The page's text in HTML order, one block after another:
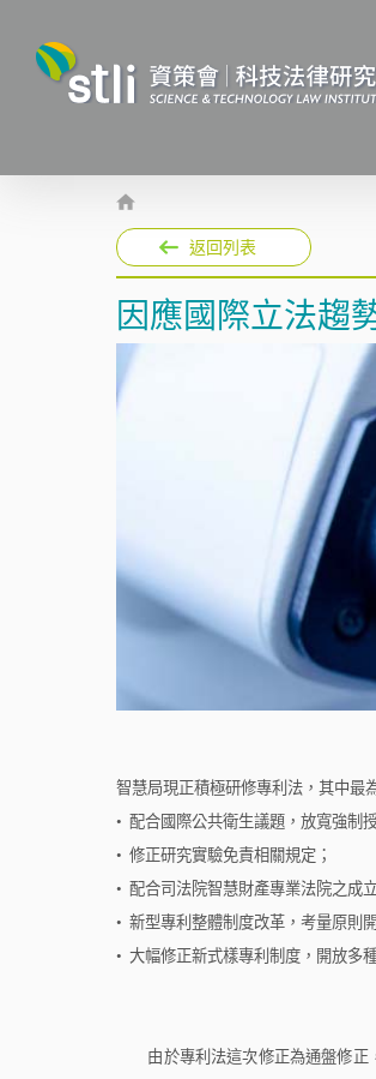
返回列表
因應國際立法趨
智慧局現正積極研修專利法，其中最
• 配合國際公共衛生議題，放寬強制
• 修正研究實驗免責相關規定；
• 配合司法院智慧財產專業法院之成
• 新型專利整體制度改革，考量原則
• 大幅修正新式樣專利制度，開放多
由於專利法這次修正為通盤修正，